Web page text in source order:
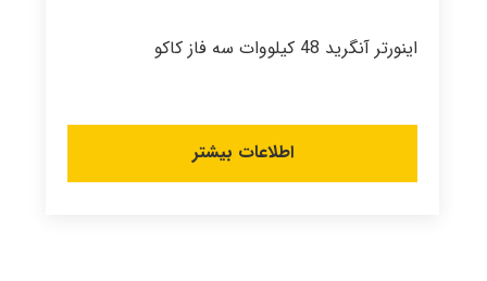
اینورتر آنگرید 48 کیلووات سه فاز کاکو
اطلاعات بیشتر